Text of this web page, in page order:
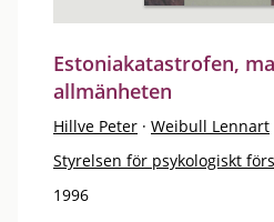
Estoniakatastrofen,
allmänheten
Hillve Peter · Weibull Lennart
Styrelsen för psykologiskt
1996